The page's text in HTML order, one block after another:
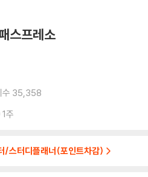
스프레소
수 35,358
주
/스터디플래너(포인트차감)